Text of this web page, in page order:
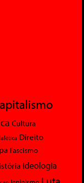
Cultura
Direito
Fascismo
Ideologia